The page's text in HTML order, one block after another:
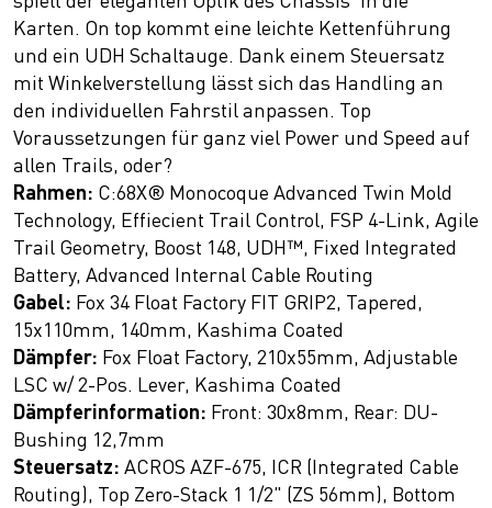
Karten. On top kommt eine leichte Kettenführung
und ein UDH Schaltauge. Dank einem Steuersatz
mit Winkelverstellung lässt sich das Handling an
den individuellen Fahrstil anpassen. Top
Voraussetzungen für ganz viel Power und Speed auf
allen Trails, oder?
Rahmen: C:68X® Monocoque Advanced Twin Mold
Technology, Effiecient Trail Control, FSP 4-Link, Agile
Trail Geometry, Boost 148, UDH™, Fixed Integrated
Battery, Advanced Internal Cable Routing
Gabel: Fox 34 Float Factory FIT GRIP2, Tapered,
15x110mm, 140mm, Kashima Coated
Dämpfer: Fox Float Factory, 210x55mm, Adjustable
LSC w/ 2-Pos. Lever, Kashima Coated
Dämpferinformation: Front: 30x8mm, Rear: DU-
Bushing 12,7mm
Steuersatz: ACROS AZF-675, ICR (Integrated Cable
Routing), Top Zero-Stack 1 1/2" (ZS 56mm), Bottom